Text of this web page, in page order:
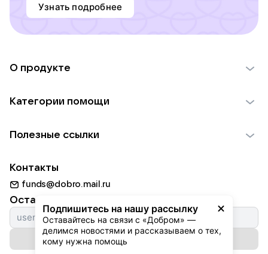
Узнать подробнее
Подпишитесь на нашу рассылку
Оставайтесь на связи с «Добром» —
делимся новостями и рассказываем о тех,
кому нужна помощь
О продукте
Использование материалов
Для НКО
Партнерам
Категории помощи
Пожилым
Животным
Природе
Культуре
Фондам
Полезные ссылки
Добрый день
Истории
Автоплатежи
Контакты
funds@dobro.mail.ru
Оставайтесь с нами
Подписаться на рассылку